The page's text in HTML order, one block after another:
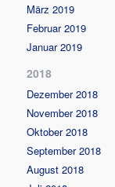
März 2019
Februar 2019
Januar 2019
2018
Dezember 2018
November 2018
Oktober 2018
September 2018
August 2018